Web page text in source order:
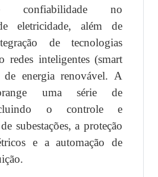
confiabilidade no
eletricidade, além de
de tecnologias
redes inteligentes (smart
energia renovável. A
uma série de
o controle e
subestações, a proteção
e a automação de